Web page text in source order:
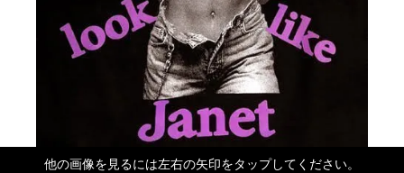
他の画像を見るには左右の矢印をタップしてください。